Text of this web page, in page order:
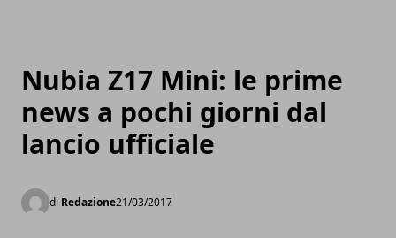
Nubia Z17 Mini: le prime
news a pochi giorni dal
lancio ufficiale
di Redazione21/03/2017